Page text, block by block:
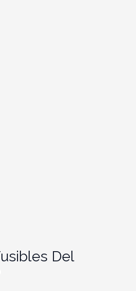
Del